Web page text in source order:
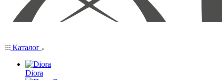
Каталог
Diora